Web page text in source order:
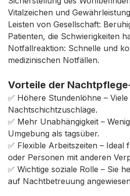
Vitalzeichen und
Leisten von Gesellschaft:
Patienten, die Schwierigkeiten
Notfallreaktion: Schnelle und
medizinischen Notfällen.
Vorteile der
✅ Höhere Stundenlöhne –
Nachtschichtzuschläge.
✅ Mehr Unabhängigkeit –
Umgebung als tagsüber.
✅ Flexible Arbeitszeiten – Ideal
oder Personen mit anderen
✅ Wichtige soziale Rolle – Sie
auf Nachtbetreuung